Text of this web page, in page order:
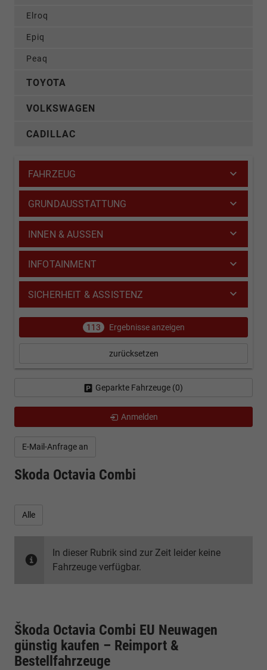
E-Mail-Anfrage an
Skoda Octavia Combi
Alle
In dieser Rubrik sind zur Zeit leider keine
Fahrzeuge verfügbar.
Škoda Octavia Combi EU Neuwagen
günstig kaufen – Reimport &
Bestellfahrzeuge
Elroq
Epiq
Peaq
TOYOTA
VOLKSWAGEN
CADILLAC
FAHRZEUG
GRUNDAUSSTATTUNG
INNEN & AUSSEN
INFOTAINMENT
SICHERHEIT & ASSISTENZ
113 Ergebnisse anzeigen
zurücksetzen
Geparkte Fahrzeuge (0)
Anmelden